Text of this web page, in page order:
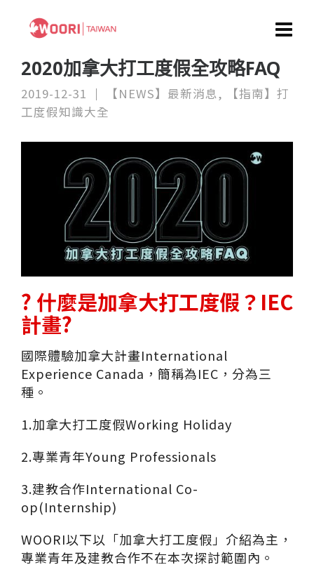
2020加拿大打工度假全攻略FAQ
2019-12-31 【NEWS】最新消息,
【指南】打
工度假知識大全
? 什麼是加拿大打工度假？ IEC
計畫?
國際體驗加拿大計畫International
Experience Canada，簡稱為IEC，分為三
種。
1.加拿大打工度假Working Holiday
2.專業青年Young Professionals
3.建教合作International Co-
op(Internship)
WOORI以下以「加拿大打工度假」介紹為主，
專業青年及建教合作不在本次探討範圍內。